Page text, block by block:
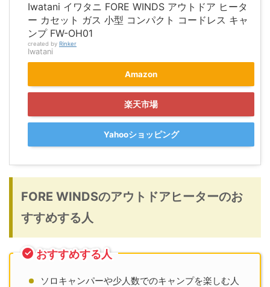
Iwatani イワタニ FORE WINDS アウトドア ヒータ
ー カセット ガス 小型 コンパクト コードレス キャ
ンプ FW-OH01
created by Rinker
Iwatani
Amazon
楽天市場
Yahooショッピング
FORE WINDSのアウトドアヒーターのお
すすめする人
おすすめする人
ソロキャンパーや少人数でのキャンプを楽しむ人